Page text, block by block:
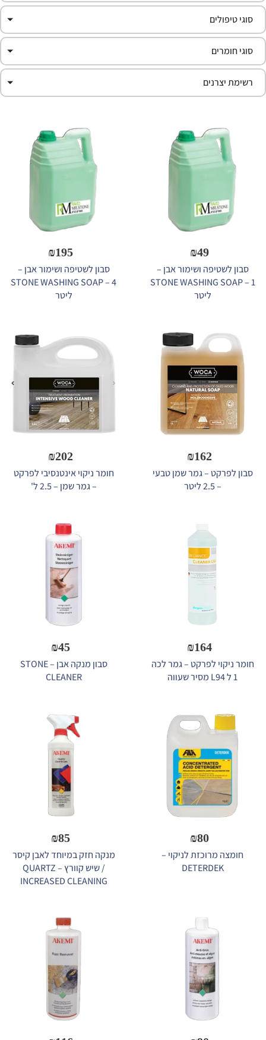
סוגי טיפולים
סוגי חומרים
רשימת יצרנים
₪49
סבון לשטיפה ושימור אבן –
STONE WASHING SOAP – 1
ליטר
₪195
סבון לשטיפה ושימור אבן –
STONE WASHING SOAP – 4
ליטר
₪162
סבון לפרקט – גמר שמן טבעי
– 2.5 ליטר
₪202
חומר ניקוי אינטנסיבי לפרקט
– גמר שמן – 2.5 ל'
₪164
חומר ניקוי לפרקט – גמר לכה
₪45
סבון מנקה אבן – STONE
CLEANER
₪80
חומצה מרוכזת לניקוי –
DETERDEK
₪85
מנקה חזק במיוחד לאבן קיסר
/ שיש קוורץ – QUARTZ
INCREASED CLEANING